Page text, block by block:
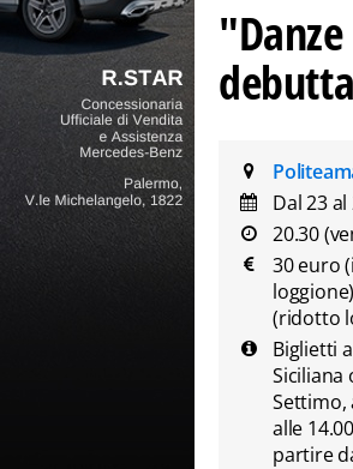
Dal 23
20.30
30 euro
(ridotto
Biglietti
Siciliana
Settimo,
alle
partire